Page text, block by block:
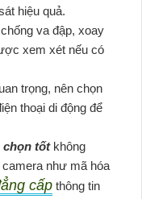
hiệu quả.
va đập, xoay
xem xét nếu có
trọng, nên chọn
thoại di động để
chọn tốtkhông
như mã hóa
cấp thông tin